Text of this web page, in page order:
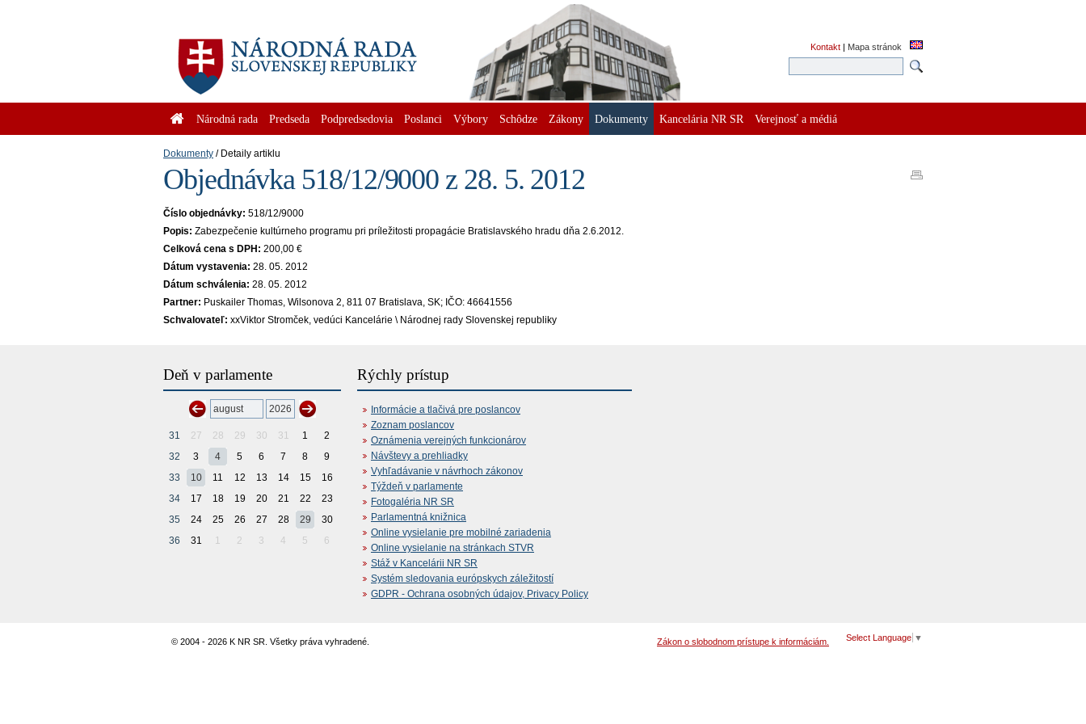
Kontakt | Mapa stránok
Národná rada Predseda Podpredsedovia Poslanci Výbory Schôdze Zákony Dokumenty Kancelária NR SR Verejnosť a médiá
Dokumenty Detaily artiklu
Objednávka 518/12/9000 z 28. 5. 2012
Číslo objednávky: 518/12/9000
Popis: Zabezpečenie kultúrneho programu pri príležitosti propagácie Bratislavského hradu dňa 2.6.2012.
Celková cena s DPH: 200,00 €
Dátum vystavenia: 28. 05. 2012
Dátum schválenia: 28. 05. 2012
Partner: Puskailer Thomas, Wilsonova 2, 811 07 Bratislava, SK; IČO: 46641556
Schvalovateľ: xxViktor Stromček, vedúci Kancelárie \ Národnej rady Slovenskej republiky
Deň v parlamente
31 27 28 29 30 31 1
2
32
3 4 5 6 7 8
9
33
10 11 12 13 14 15
16
34
17 18 19 20 21 22
23
35
24 25 26 27 28 29
30
36
31 1 2 3 4 5 6
Rýchly prístup
Informácie a tlačivá pre poslancov
Zoznam poslancov
Oznámenia verejných funkcionárov
Návštevy a prehliadky
Vyhľadávanie v návrhoch zákonov
Týždeň v parlamente
Fotogaléria NR SR
Parlamentná knižnica
Online vysielanie pre mobilné zariadenia
Online vysielanie na stránkach STVR
Stáž v Kancelárii NR SR
Systém sledovania európskych záležitostí
GDPR - Ochrana osobných údajov, Privacy Policy
© 2004 - 2026 K NR SR. Všetky práva vyhradené. Select Language ▼
Zákon o slobodnom prístupe k informáciám.